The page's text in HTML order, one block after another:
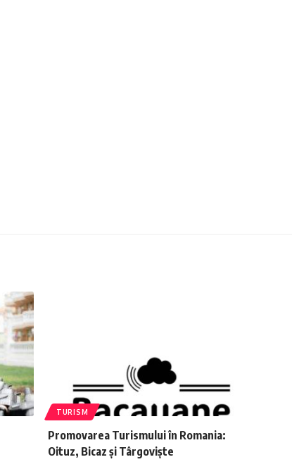
TURISM
Promovarea Turismului în Romania:
Oituz, Bicaz și Târgoviște